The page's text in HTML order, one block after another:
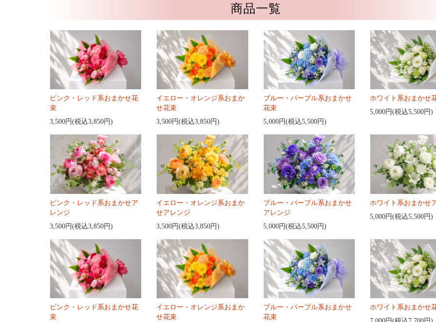
商品一覧
ピンク・レッド系おまかせ花
束
3,500円(税込3,850円)
イエロー・オレンジ系おまか
せ花束
3,500円(税込3,850円)
ブルー・パープル系おまかせ
花束
5,000円(税込5,500円)
ホワイト系おまかせ
5,000円(税込5,500円)
ピンク・レッド系おまかせア
レンジ
3,500円(税込3,850円)
イエロー・オレンジ系おまか
せアレンジ
3,500円(税込3,850円)
ブルー・パープル系おまかせ
アレンジ
5,000円(税込5,500円)
ホワイト系おまかせ
5,000円(税込5,500円)
ピンク・レッド系おまかせ花
束
イエロー・オレンジ系おまか
せ花束
ブルー・パープル系おまかせ
花束
ホワイト系おまかせ